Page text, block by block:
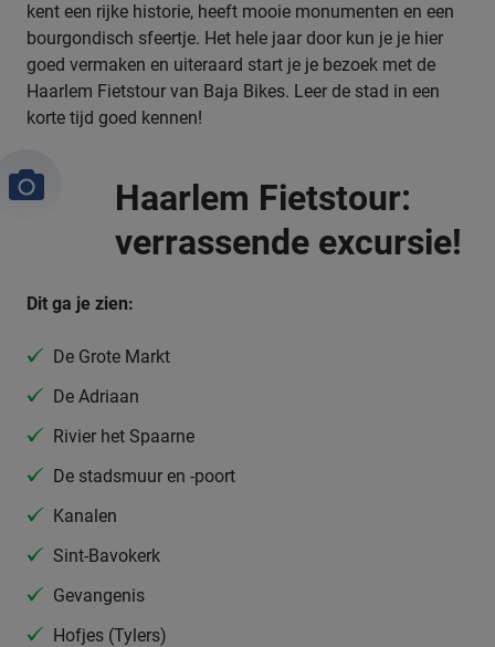
kent een rijke historie, heeft mooie monumenten en een
bourgondisch sfeertje. Het hele jaar door kun je je hier
goed vermaken en uiteraard start je je bezoek met de
Haarlem Fietstour van Baja Bikes. Leer de stad in een
korte tijd goed kennen!
Haarlem Fietstour:
verrassende excursie!
Dit ga je zien:
De Grote Markt
De Adriaan
Rivier het Spaarne
De stadsmuur en -poort
Kanalen
Sint-Bavokerk
Gevangenis
Hofjes (Tylers)